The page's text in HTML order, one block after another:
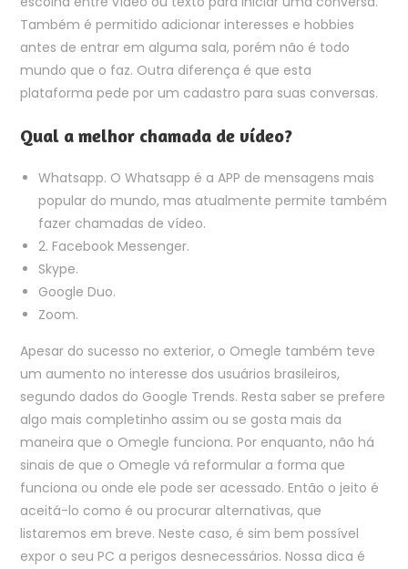
Também é permitido adicionar interesses e hobbies
antes de entrar em alguma sala, porém não é todo
mundo que o faz. Outra diferença é que esta
plataforma pede por um cadastro para suas conversas.
Qual a melhor chamada de vídeo?
Whatsapp. O Whatsapp é a APP de mensagens mais
popular do mundo, mas atualmente permite também
fazer chamadas de vídeo.
2. Facebook Messenger.
Skype.
Google Duo.
Zoom.
Apesar do sucesso no exterior, o Omegle também teve
um aumento no interesse dos usuários brasileiros,
segundo dados do Google Trends. Resta saber se prefere
algo mais completinho assim ou se gosta mais da
maneira que o Omegle funciona. Por enquanto, não há
sinais de que o Omegle vá reformular a forma que
funciona ou onde ele pode ser acessado. Então o jeito é
aceitá-lo como é ou procurar alternativas, que
listaremos em breve. Neste caso, é sim bem possível
expor o seu PC a perigos desnecessários. Nossa dica é